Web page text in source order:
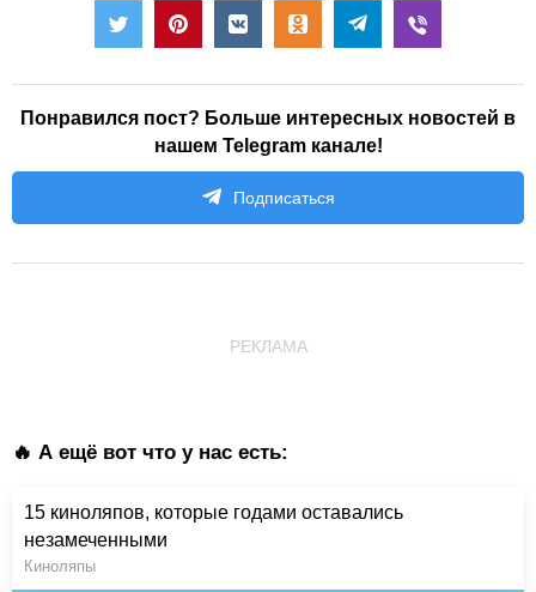
Понравился пост? Больше интересных новостей в
нашем Telegram канале!
Подписаться
РЕКЛАМА
🔥 А ещё вот что у нас есть:
15 киноляпов, которые годами оставались
незамеченными
Киноляпы